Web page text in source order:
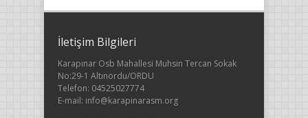
İletişim Bilgileri
Karapınar Osb Mahallesi Muhsin Tercan Sokak
No:29-1 Altınordu/ORDU
Telefon: 04525027774
E-mail: info@karapinarasm.org